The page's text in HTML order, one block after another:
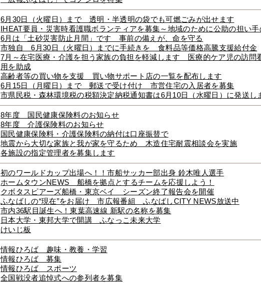
6月30日（火曜日）まで 透明・半透明の袋でも可燃ごみが出せます
IHEAT要員・災害時看護職ボランティアを募集～地域のために公助の担い手
6月は「土砂災害防止月間」です 事前の備えが、命を守る
市独自 6月30日（火曜日）までに手続きを 食料品等価格高騰支援給付金
7月～在宅医療・介護を担う家族の負担を軽減します 医療的ケア児の訪問
用を助成
高齢者等の買い物を支援 買い物サポート店の一覧を配布します
6月15日（月曜日）まで 郵送で受け付け 市営住宅の入居者を募集
市県民税・森林環境税の税額決定納税通知書は6月10日（水曜日）に発送し
8年度 国民健康保険料のお知らせ
8年度 介護保険料のお知らせ
国民健康保険料・介護保険料の納付は口座振替で
地震から大切な家族と我が家を守るため 木造住宅耐震相談会を実施
各施設の指定管理者を募集します
初のワールドカップ出場へ！！市船サッカー部出身 鈴木唯人選手
ホームタウンNEWS 船橋を拠点とするチームを応援しよう！
クボタスピアーズ船橋・東京ベイ シーズン終了報告会を開催
ふなばしの“現在”をお届け 市広報番組 ふなばしCITY NEWS放送中
市内36駅目誕生へ！東葉高速線 新駅の名称を募集
日本大学・東邦大学で開講 ふなっこ未来大学
けいじ板
情報ひろば 趣味・教養・学習
情報ひろば 募集
情報ひろば スポーツ
全国戦没者追悼式への参列者を募集